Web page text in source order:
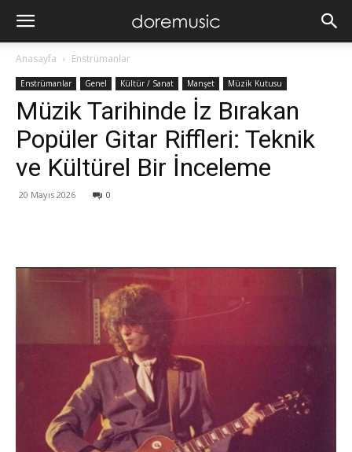
Anasayfa Enstrümanlar
Enstrümanlar Genel Kültür / Sanat Manşet Müzik Kutusu
Müzik Tarihinde İz Bırakan
Popüler Gitar Riffleri: Teknik
ve Kültürel Bir İnceleme
20 Mayıs 2026 0